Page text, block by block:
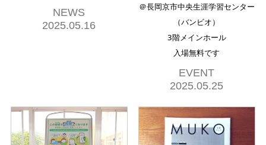
NEWS
2025.05.16
＠長岡京市中央生涯学習センター
（バンビオ）
3階メインホール
入場無料です
EVENT
2025.05.25